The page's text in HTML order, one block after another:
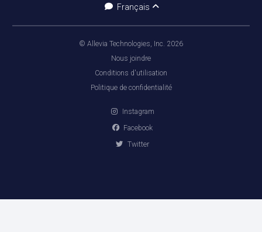
Français
© Allevia Technologies, Inc. 2026
Nous joindre
Conditions d'utilisation
Politique de confidentialité
Instagram
Facebook
Twitter